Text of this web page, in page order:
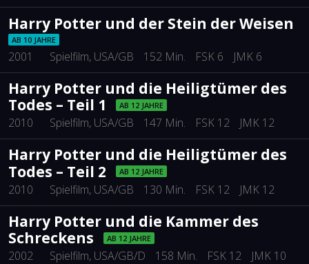
Harry Potter und der Stein der Weisen
AB 10 JAHRE
2001 Spielfilm, USA/GB 152 Min. FSK 6 JMK 6
Harry Potter und die Heiligtümer des
Todes – Teil 1
AB 12 JAHRE
2010 Spielfilm, USA/GB 147 Min. FSK 12 JMK 12
Harry Potter und die Heiligtümer des
Todes – Teil 2
AB 12 JAHRE
2010 Spielfilm, USA/GB 130 Min. FSK 12 JMK 12
Harry Potter und die Kammer des
Schreckens
AB 12 JAHRE
2002 Spielfilm, USA/GB/D 158 Min. FSK 12 JMK 10